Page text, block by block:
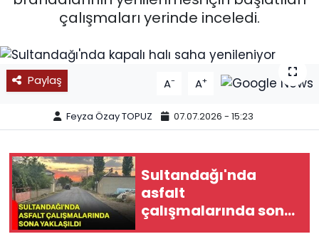
çalışmaları yerinde inceledi.
Paylaş A- A+
Feyza Özay TOPUZ 07.07.2026 - 15:23
Sultandağı'nda
asfalt
çalışmalarında sona
yaklaşıldı
EĞİTİM
SAĞLIK
SPOR
11:11 MANŞET
Son Dakika Haberleri